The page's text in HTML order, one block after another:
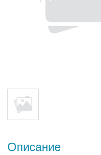
Описание